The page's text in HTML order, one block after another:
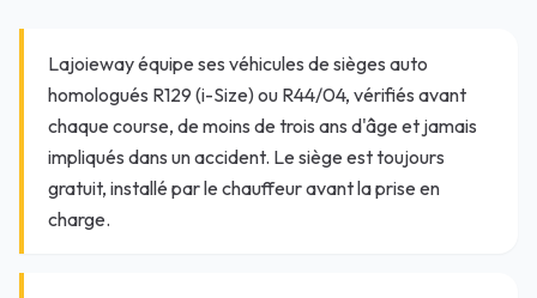
Lajoieway équipe ses véhicules de sièges auto
homologués R129 (i-Size) ou R44/04, vérifiés avant
chaque course, de moins de trois ans d'âge et jamais
impliqués dans un accident. Le siège est toujours
gratuit, installé par le chauffeur avant la prise en
charge.